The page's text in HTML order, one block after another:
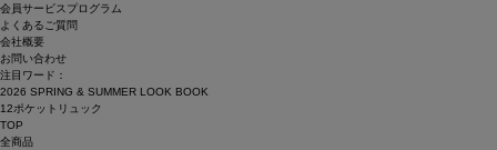
会員サービスプログラム
よくあるご質問
会社概要
お問い合わせ
注目ワード：
2026 SPRING & SUMMER LOOK BOOK
12ポケットリュック
TOP
全商品